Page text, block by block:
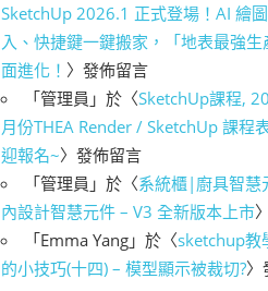
SketchUp 2026.1 正式登場！AI 繪
入、快捷鍵一鍵搬家，「地表最強
面進化！ 〉發佈留言
「管理員 」於〈SketchUp課程,
月份THEA Render / SketchUp 課程
迎報名~〉發佈留言
「管理員 」於〈系統櫃|廚具智慧
內設計智慧元件 – V3 全新版本上市
「Emma Yang 」於〈sketchup教
的小技巧(十四) – 模型顯示被裁切?〉